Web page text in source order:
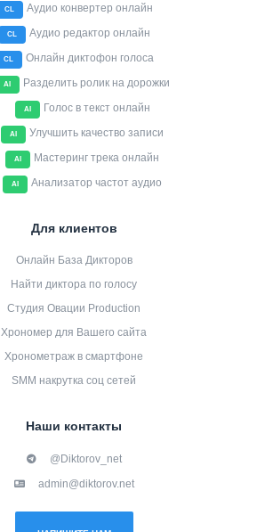
CL Аудио конвертер онлайн
CL Аудио редактор онлайн
CL Онлайн диктофон голоса
AI Разделить ролик на дорожки
AI Голос в текст онлайн
AI Улучшить качество записи
AI Мастеринг трека онлайн
AI Анализатор частот аудио
Для клиентов
Онлайн База Дикторов
Найти диктора по голосу
Студия Овации Production
Хрономер для Вашего сайта
Хронометраж в смартфоне
SMM накрутка соц сетей
Наши контакты
@Diktorov_net
admin@diktorov.net